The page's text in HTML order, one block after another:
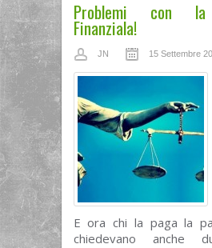
Problemi con la
Finanziala!
JN 15 Settembre
E ora chi la paga la
chiedevano anche